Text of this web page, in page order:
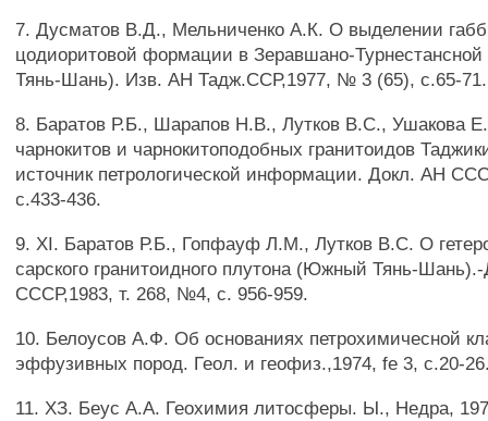
7. Дусматов В.Д., Мельниченко А.К. О выделении
цодиоритовой формации в Зеравшано-
Тянь-Шань). Изв. АН Тадж.ССР,1977, № 3 (65), с.65-71.
8. Баратов Р.Б., Шарапов Н.В., Лутков B.C., Ушакова
чарнокитов и чарнокитоподобных гранитоидов
источник петрологической информации. Докл. АН
с.433-436.
9. XI. Баратов Р.Б., Гопфауф Л.М., Лутков B.C. О
сарского гранитоидного плутона (Южный Тянь-
СССР,1983, т. 268, №4, с. 956-959.
10. Белоусов А.Ф. Об основаниях петрохимичесной
эффузивных пород. Геол. и геофиз.,1974, fe 3, с.20-
11. ХЗ. Беус А.А. Геохимия литосферы. Ы., Недра,